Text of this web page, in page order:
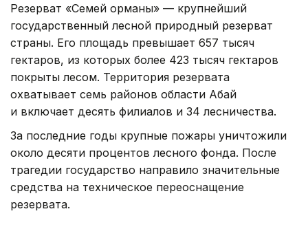
Резерват «Семей орманы» — крупнейший
государственный лесной природный резерват
страны. Его площадь превышает 657 тысяч
гектаров, из которых более 423 тысяч гектаров
покрыты лесом. Территория резервата
охватывает семь районов области Абай
и включает десять филиалов и 34 лесничества.
За последние годы крупные пожары уничтожили
около десяти процентов лесного фонда. После
трагедии государство направило значительные
средства на техническое переоснащение
резервата.